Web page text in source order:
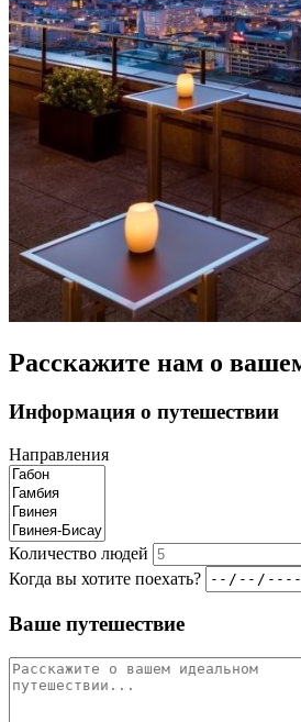
Расскажите нам о
Информация о путешествии
Направления
Количество людей
Когда вы хотите поехать?
Ваше путешествие